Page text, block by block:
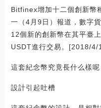
Bitfinex增加十二個創新
一（4月9日）報道，數字
12個新的創新幣在其平臺
USDT進行交易。[2018/4/
這套紀念幣究竟長什么樣呢
設計引起吐槽